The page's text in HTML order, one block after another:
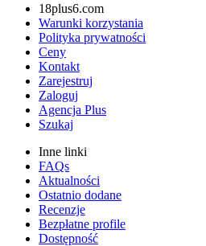
18plus6.com
Warunki korzystania
Polityka prywatności
Ceny
Kontakt
Zarejestruj
Zaloguj
Agencja Plus
Szukaj
Inne linki
FAQs
Aktualności
Ostatnio dodane
Recenzje
Bezpłatne profile
Dostępność